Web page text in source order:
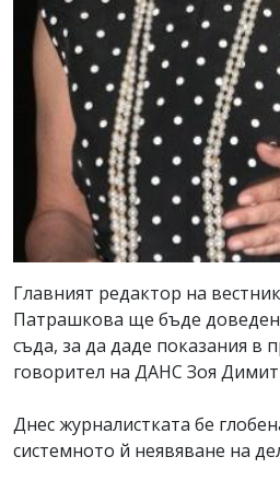
Главният редактор на
Патрашкова ще бъде
съда, за да даде показания в
говорител на ДАНС Зоя
Днес журналистката бе
системното й неявяване на